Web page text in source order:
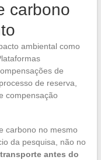
carbono
ambiental como
de
de reserva,
compensação
carbono no mesmo
da pesquisa, não no
antes do